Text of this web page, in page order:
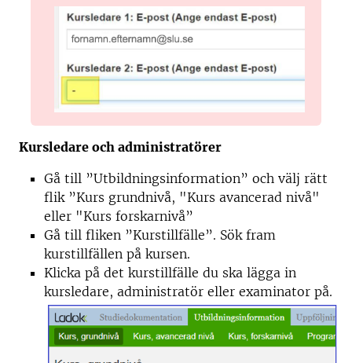
Kursledare och administratörer
Gå till ”Utbildningsinformation” och välj rätt
flik”Kurs grundnivå, "Kurs avancerad nivå"
eller "Kurs forskarnivå”
Gå till fliken ”Kurstillfälle”. Sök fram
kurstillfällen på kursen.
Klicka på det kurstillfälle du ska lägga in
kursledare, administratör eller examinator på.